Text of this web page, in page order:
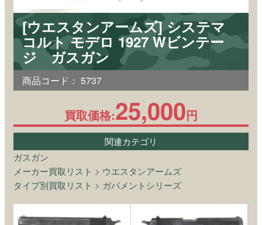
[ウエスタンアームズ] システマ
コルト モデロ 1927 Wビンテー
ジ ガスガン
商品コード： 5737
買取価格:25,000円
関連カテゴリ
ガスガン
メーカー買取リスト > ウエスタンアームズ
タイプ別買取リスト > ガバメントシリーズ